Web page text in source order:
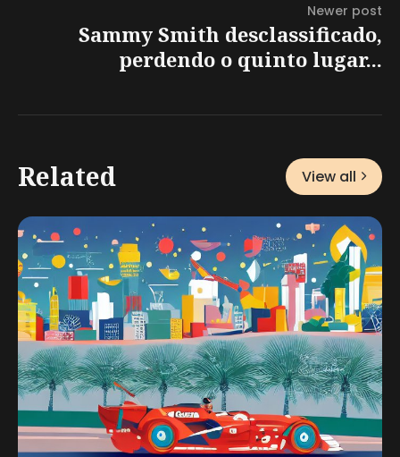
Newer post
Sammy Smith desclassificado,
perdendo o quinto lugar...
Related View all